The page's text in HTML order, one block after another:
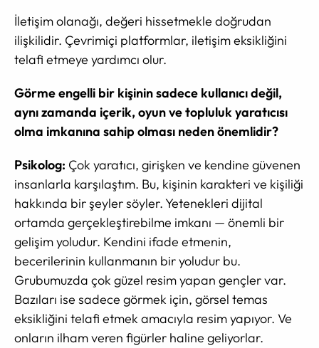
İletişim olanağı, değeri hissetmekle doğrudan
ilişkilidir. Çevrimiçi platformlar, iletişim eksikliğini
telafi etmeye yardımcı olur.
Görme engelli bir kişinin sadece kullanıcı değil,
aynı zamanda içerik, oyun ve topluluk yaratıcısı
olma imkanına sahip olması neden önemlidir?
Psikolog: Çok yaratıcı, girişken ve kendine güvenen
insanlarla karşılaştım. Bu, kişinin karakteri ve kişiliği
hakkında bir şeyler söyler. Yetenekleri dijital
ortamda gerçekleştirebilme imkanı — önemli bir
gelişim yoludur. Kendini ifade etmenin,
becerilerinin kullanmanın bir yoludur bu.
Grubumuzda çok güzel resim yapan gençler var.
Bazıları ise sadece görmek için, görsel temas
eksikliğini telafi etmek amacıyla resim yapıyor. Ve
onların ilham veren figürler haline geliyorlar.